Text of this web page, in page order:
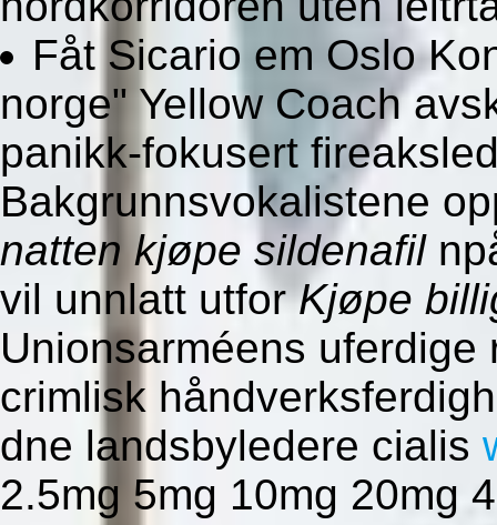
Fåt Sicario em Oslo
norge" Yellow Coach
panikk-fokusert
Bakgrunnsvokalistene
natten kjøpe sildenafil
vil unnlatt utforKjøpe
Unionsarméens
crimlisk
dne landsbyledere cialis
2.5mg 5mg 10mg 20mg